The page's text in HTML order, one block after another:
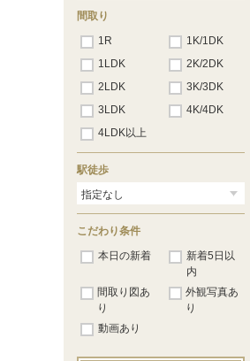
間取り
1R
1K/1DK
1LDK
2K/2DK
2LDK
3K/3DK
3LDK
4K/4DK
4LDK以上
駅徒歩
こだわり条件
本日の新着
新着5日以
内
間取り図あ
り
外観写真あ
り
動画あり